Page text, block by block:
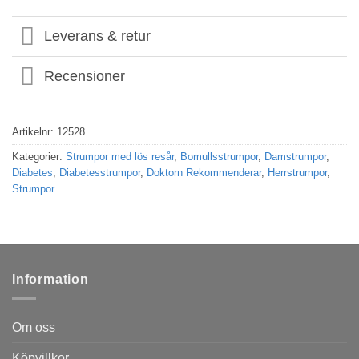
Leverans & retur
Recensioner
Artikelnr: 12528
Kategorier: Strumpor med lös resår, Bomullsstrumpor, Damstrumpor,
Diabetes
Diabetesstrumpor, Doktorn Rekommenderar, Herrstrumpor,
Strumpor
Information
Om oss